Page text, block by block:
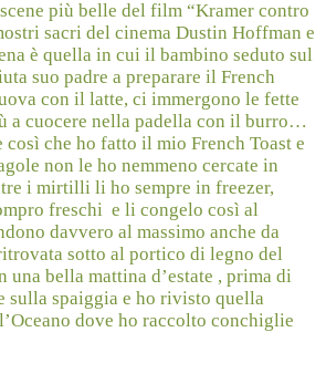
più belle del film “Kramer contro
sacri del cinema Dustin Hoffman e
è quella in cui il bambino seduto sul
suo padre a preparare il French
con il latte, ci immergono le fette
a cuocere nella padella con il burro…
che ho fatto il mio French Toast e
non le ho nemmeno cercate in
i mirtilli li ho sempre in freezer,
freschi e li congelo così al
davvero al massimo anche da
sotto al portico di legno del
bella mattina d’estate , prima di
sulla spaiggia e ho rivisto quella
dove ho raccolto conchiglie